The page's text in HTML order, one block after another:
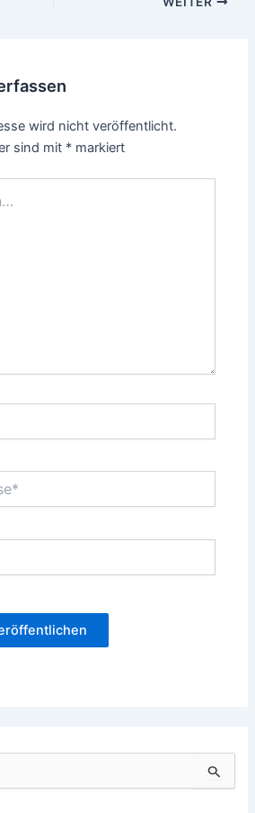
wird nicht veröffentlicht.
sind mit * markiert